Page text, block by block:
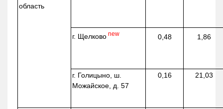
область
г. Щелково new 0,48 1,86
г. Голицыно, ш.
Можайское, д. 57
0,16 21,03